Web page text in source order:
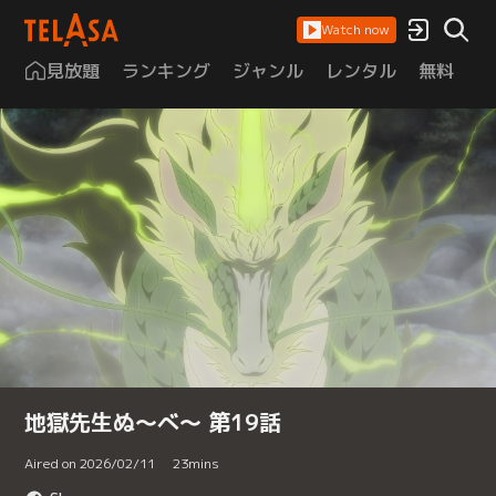
Watch now
見放題 ランキング ジャンル レンタル 無料
地獄先生ぬ～べ～ 第19話
Aired on 2026/02/11 23mins